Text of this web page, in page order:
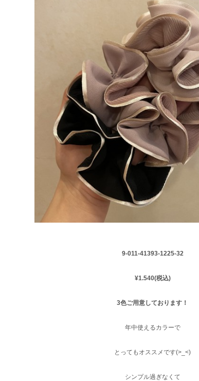
9-011-41393-1225-32
¥1.540(税込)
3色ご用意しております！
年中使えるカラーで
とってもオススメです(>_<)
シンプル過ぎなくて